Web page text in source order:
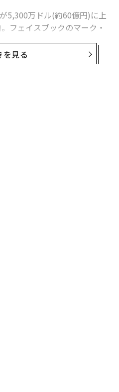
5,300万ドル(約60億円)に上
フェイスブックのマーク・
とする多数の富豪たちに、
請した。フォーブスの最新
の資産は470億ドル（約5兆
を見る